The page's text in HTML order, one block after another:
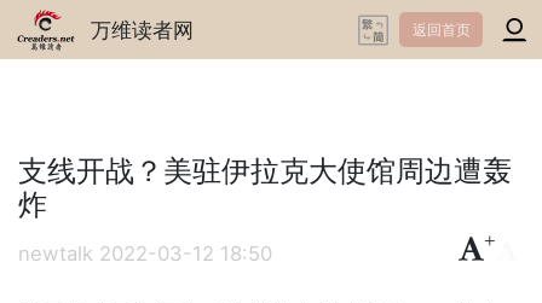
万维读者网 返回首页
支线开战？美驻伊拉克大使馆周边遭轰
炸
newtalk 2022-03-12 18:50
+